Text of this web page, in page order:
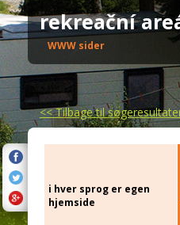
rekreační
WWW sider
<<Tilbage til
i hver sprog er egen
hjemside